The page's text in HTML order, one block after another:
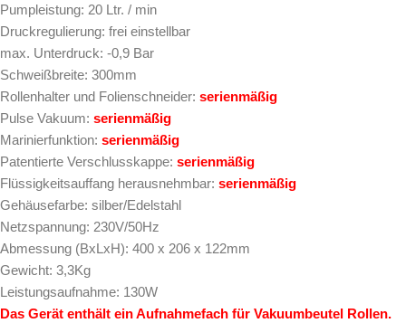
Pumpleistung: 20 Ltr. / min
Druckregulierung: frei einstellbar
max. Unterdruck: -0,9 Bar
Schweißbreite: 300mm
Rollenhalter und Folienschneider: serienmäßig
Pulse Vakuum: serienmäßig
Marinierfunktion: serienmäßig
Patentierte Verschlusskappe: serienmäßig
Flüssigkeitsauffang herausnehmbar: serienmäßig
Gehäusefarbe: silber/Edelstahl
Netzspannung: 230V/50Hz
Abmessung (BxLxH): 400 x 206 x 122mm
Gewicht: 3,3Kg
Leistungsaufnahme: 130W
Das Gerät enthält ein Aufnahmefach für Vakuumbeutel Rollen.